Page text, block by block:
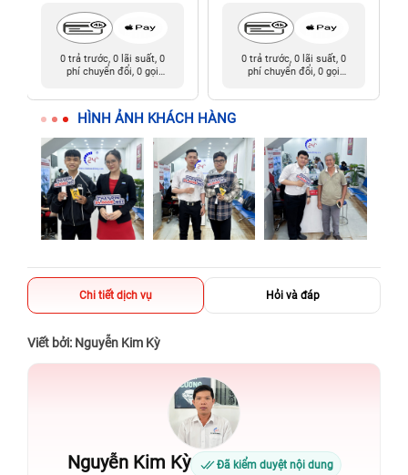
0 trả trước, 0 lãi suất, 0
phí chuyển đổi, 0 gọi
0 trả trước, 0 lãi suất, 0
phí chuyển đổi, 0 gọi
HÌNH ẢNH KHÁCH HÀNG
Chi tiết dịch vụ Hỏi và đáp
Viết bởi: Nguyễn Kim Kỳ
Nguyễn Kim Kỳ Đã kiểm duyệt nội dung